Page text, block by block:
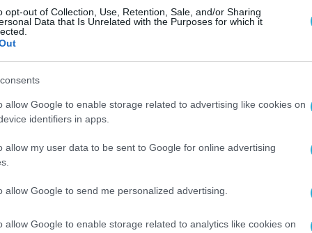
opt-out of Collection, Use, Retention, Sale, and/or Sharing
Data that Is Unrelated with the Purposes for which it
allow Google to enable storage related to advertising like cookies on
identifiers in apps.
allow my user data to be sent to Google for online advertising
allow Google to send me personalized advertising.
allow Google to enable storage related to analytics like cookies on
η Apple στο iPhone 16 θα αφορά την
της έκδοσης του iPhone 16 Pro Max θα
σύμφωνα με τον Ming-Chi Kuo αναλυτή της
ανέφερε πως η μπαταρία του νέου iPhone θα
η μπαταρία θα είναι μικρότερη σε μέγεθος.
τη θερμοκρασία της μπαταρία. Όμως η Apple
μια θήκη μπαταρίας από